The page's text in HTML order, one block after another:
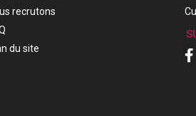
recrutons
du site